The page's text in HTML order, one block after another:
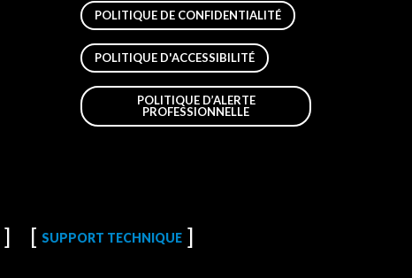
POLITIQUE DE CONFIDENTIALITÉ
POLITIQUE D'ACCESSIBILITÉ
POLITIQUE D’ALERTE
PROFESSIONNELLE
SUPPORT TECHNIQUE